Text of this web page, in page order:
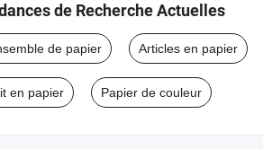
de Recherche Actuelles
de papier Articles en papier
en papier Papier de couleur